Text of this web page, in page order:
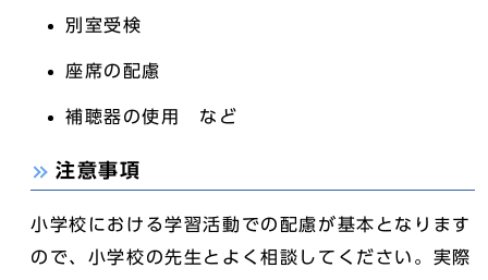
別室受検
座席の配慮
補聴器の使用 など
注意事項
小学校における学習活動での配慮が基本となります
ので、小学校の先生とよく相談してください。実際